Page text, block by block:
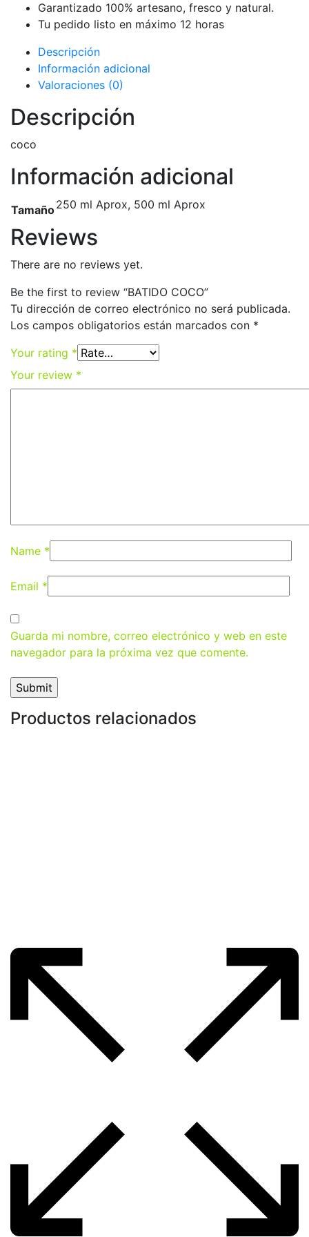
Garantizado 100% artesano, fresco y natural.
Tu pedido listo en máximo 12 horas
Descripción
Información adicional
Valoraciones (0)
Descripción
coco
Información adicional
Tamaño250 ml Aprox, 500 ml Aprox
Reviews
There are no reviews yet.
Be the first to review “BATIDO COCO”
Tu dirección de correo electrónico no será publicada.
Los campos obligatorios están marcados con *
Your rating *
Your review *
Name *
Email *
Guarda mi nombre, correo electrónico y web en este
navegador para la próxima vez que comente.
Productos relacionados